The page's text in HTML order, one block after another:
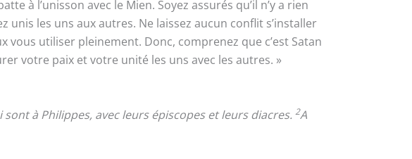
à l’unisson avec le Mien. Soyez assurés qu’il n’y a rien
unis les uns aux autres. Ne laissez aucun conflit s’installer
utiliser pleinement. Donc, comprenez que c’est Satan
votre paix et votre unité les uns avec les autres. »
à Philippes, avec leurs épiscopes et leurs diacres. 2A